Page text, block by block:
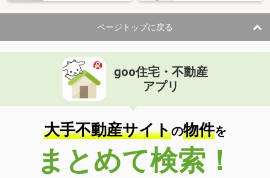
ページトップに戻る
goo住宅・不動産
アプリ
大手不動産サイトの物件を
まとめて検索！